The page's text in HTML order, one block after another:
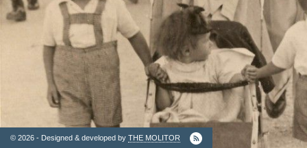
Ordinul
Arhitectilor
© 2026 - Designed & developed by THE MOLITOR